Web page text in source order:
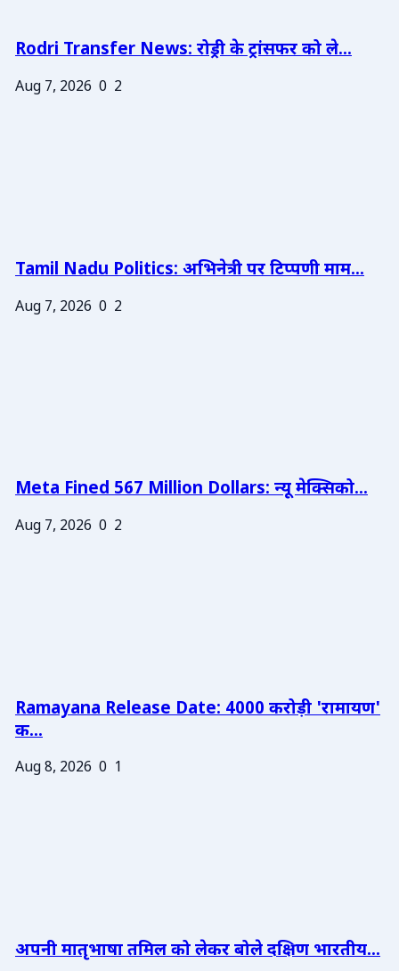
Rodri Transfer News: रोड्री के ट्रांसफर को ले...
Aug 7, 2026 0 2
Tamil Nadu Politics: अभिनेत्री पर टिप्पणी माम...
Aug 7, 2026 0 2
Meta Fined 567 Million Dollars: न्यू मेक्सिको...
Aug 7, 2026 0 2
Ramayana Release Date: 4000 करोड़ी 'रामायण'
क...
Aug 8, 2026 0 1
अपनी मातृभाषा तमिल को लेकर बोले दक्षिण भारतीय...